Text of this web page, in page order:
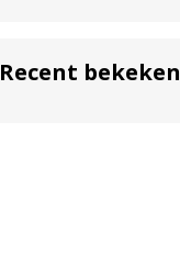
Recent bekeken